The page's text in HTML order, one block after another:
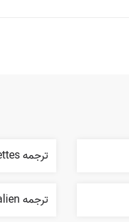
ترجمه rillettes
ترجمه Saghalien